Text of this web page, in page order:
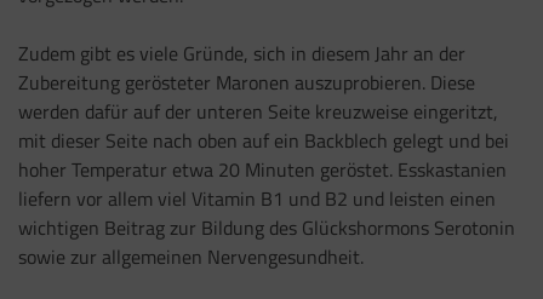
Zudem gibt es viele Gründe, sich in diesem Jahr an der
Zubereitung gerösteter Maronen auszuprobieren. Diese
werden dafür auf der unteren Seite kreuzweise eingeritzt,
mit dieser Seite nach oben auf ein Backblech gelegt und bei
hoher Temperatur etwa 20 Minuten geröstet. Esskastanien
liefern vor allem viel Vitamin B1 und B2 und leisten einen
wichtigen Beitrag zur Bildung des Glückshormons Serotonin
sowie zur allgemeinen Nervengesundheit.